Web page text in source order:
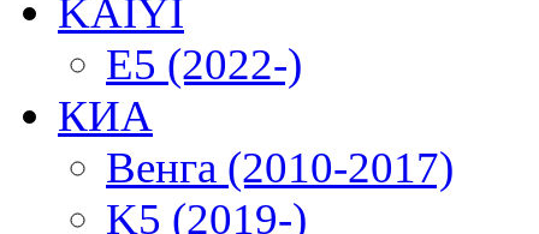
KAIYI
E5 (2022-)
КИА
Венга (2010-2017)
K5 (2019-)